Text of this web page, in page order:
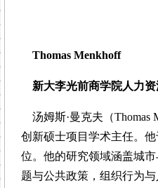
Thomas Menkhoff
新大李光前商学院人力资
汤姆斯·曼克夫（Thomas
创新硕士项目学术主任。
位。他的研究领域涵盖城
题与公共政策，组织行为